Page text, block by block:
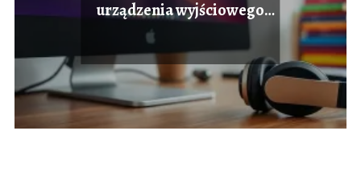
urządzenia wyjściowego
audio w Windows 10?
Sprawdź rozwiązania!